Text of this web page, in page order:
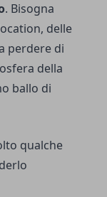
. Bisogna
delle
perdere di
della
ballo di
qualche